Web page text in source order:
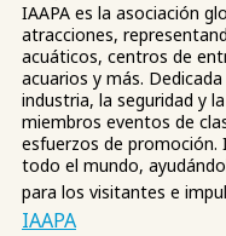
IAAPA es la asociación
atracciones,
acuáticos, centros de
acuarios y más.
industria, la seguridad y
miembros eventos de
esfuerzos de promoción.
todo el mundo,
para los visitantes e
IAAPA